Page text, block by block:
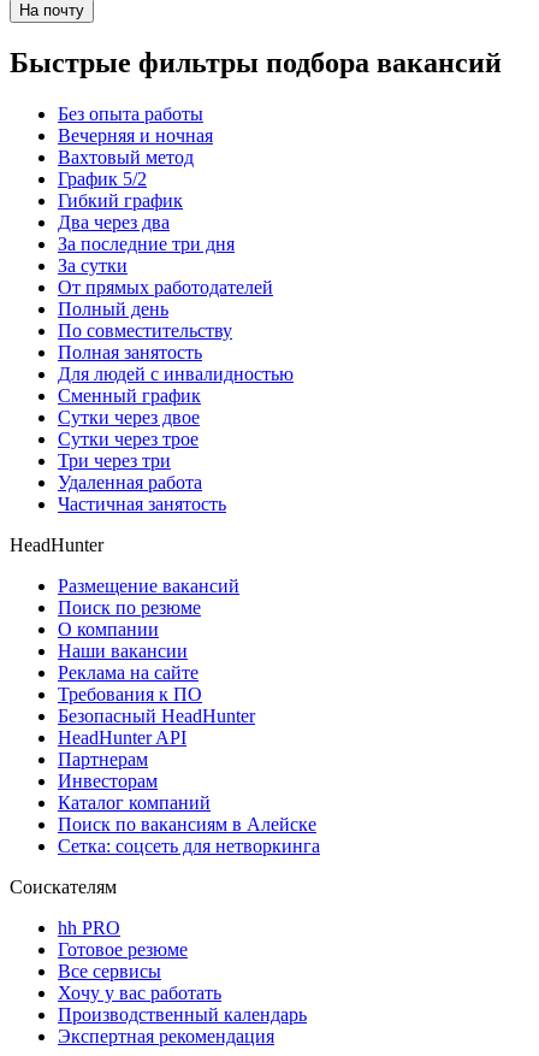
На почту
Быстрые фильтры подбора вакансий
Без опыта работы
Вечерняя и ночная
Вахтовый метод
График 5/2
Гибкий график
Два через два
За последние три дня
За сутки
От прямых работодателей
Полный день
По совместительству
Полная занятость
Для людей с инвалидностью
Сменный график
Сутки через двое
Сутки через трое
Три через три
Удаленная работа
Частичная занятость
HeadHunter
Размещение вакансий
Поиск по резюме
О компании
Наши вакансии
Реклама на сайте
Требования к ПО
Безопасный HeadHunter
HeadHunter API
Партнерам
Инвесторам
Каталог компаний
Поиск по вакансиям в Алейске
Сетка: соцсеть для нетворкинга
Соискателям
hh PRO
Готовое резюме
Все сервисы
Хочу у вас работать
Производственный календарь
Экспертная рекомендация